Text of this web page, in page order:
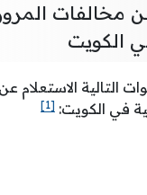
مخالفات
الكويت
التالية الاستعلام
في الكويت: [1]